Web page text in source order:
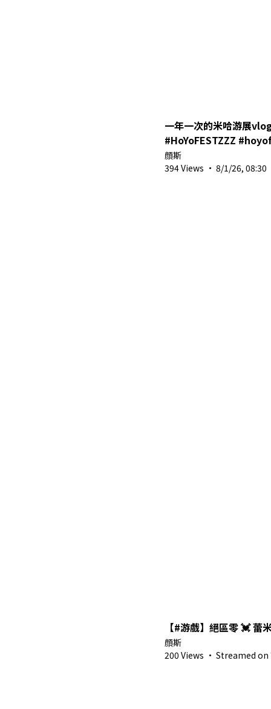
一年一次的米哈游展
#HoYoFESTZZZ
#hoyofestgenshin
顔斯
394 Views · 8/1/26, 08:30
【#游戲】絕區零 💓 蕾
顔斯
200 Views · Streamed on